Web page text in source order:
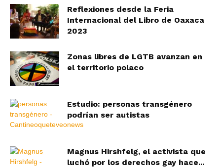
Reflexiones desde la Feria
Internacional del Libro de Oaxaca
2023
Zonas libres de LGTB avanzan en
el territorio polaco
Estudio: personas transgénero
podrían ser autistas
Magnus Hirshfelg, el activista que
luchó por los derechos gay hace...